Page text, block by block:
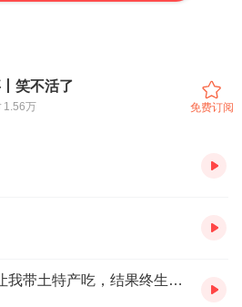
笑不活了
1.56万 免费订阅
上学的时候，室友非要让我带土特产吃，结果终生难忘